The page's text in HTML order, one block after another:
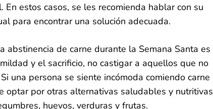
En estos casos, se les recomienda hablar con su
para encontrar una solución adecuada.
abstinencia de carne durante la Semana Santa es
y el sacrificio, no castigar a aquellos que no
una persona se siente incómoda comiendo carne
optar por otras alternativas saludables y nutritivas
huevos, verduras y frutas.